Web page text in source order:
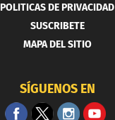
POLITICAS DE PRIVACIDAD
SUSCRIBETE
MAPA DEL SITIO
SÍGUENOS EN